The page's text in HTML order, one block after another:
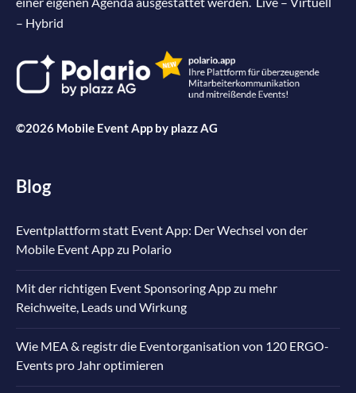
– Hybrid
©2026 Mobile Event App by plazz AG
Blog
Eventplattform statt Event App: Der Wechsel von der
Mobile Event App zu Polario
Mit der richtigen Event Sponsoring App zu mehr
Reichweite, Leads und Wirkung
Wie MEA & registr die Eventorganisation von 120 ERGO-
Events pro Jahr optimieren